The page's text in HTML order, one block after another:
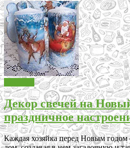
Декор свечей на
праздничное
Каждая хозяйка перед Новым годом